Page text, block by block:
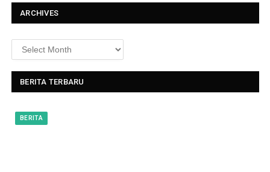
ARCHIVES
BERITA TERBARU
BERITA